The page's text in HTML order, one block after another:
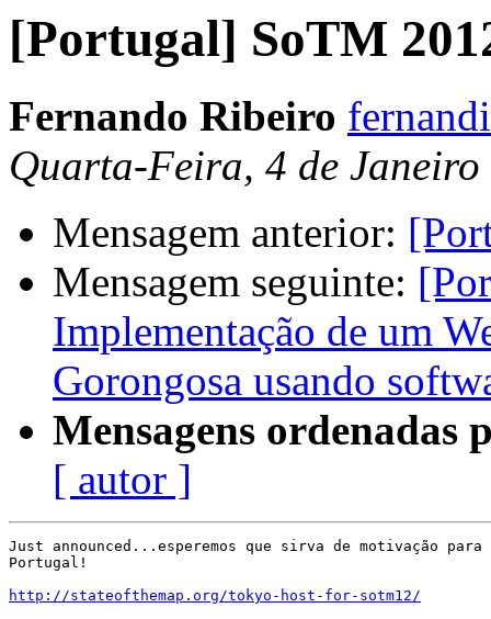
[Portugal] SoTM
Fernando Ribeiro
Quarta-Feira, 4 de
Mensagem anterior:
Mensagem seguinte:
Implementação de um
Gorongosa usando
Mensagens ordenadas
[ autor ]
Just announced...esperemos que sirva de motivação para
Portugal!
http://stateofthemap.org/tokyo-host-for-sotm12/